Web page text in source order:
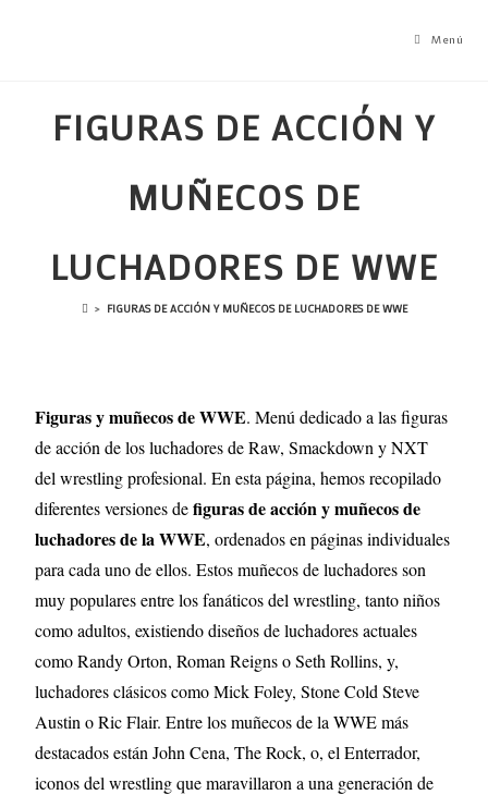
Menú
FIGURAS DE ACCIÓN Y
MUÑECOS DE
LUCHADORES DE WWE
> FIGURAS DE ACCIÓN Y MUÑECOS DE LUCHADORES DE WWE
Figuras y muñecos de WWE. Menú dedicado a las figuras
de acción de los luchadores de Raw, Smackdown y NXT
del wrestling profesional. En esta página, hemos recopilado
diferentes versiones defiguras de acción y muñecos de
luchadores de la WWE, ordenados en páginas individuales
para cada uno de ellos. Estos muñecos de luchadores son
muy populares entre los fanáticos del wrestling, tanto niños
como adultos, existiendo diseños de luchadores actuales
como Randy Orton, Roman Reigns o Seth Rollins, y,
luchadores clásicos como Mick Foley, Stone Cold Steve
Austin o Ric Flair. Entre los muñecos de la WWE más
destacados están John Cena, The Rock, o, el Enterrador,
iconos del wrestling que maravillaron a una generación de